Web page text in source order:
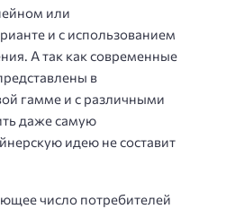
или
и с использованием
А так как современные
в
гамме и с различными
даже самую
идею не составит
число потребителей